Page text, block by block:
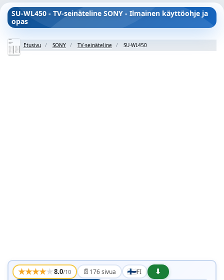
SU-WL450 - TV-seinäteline SONY - Ilmainen käyttöohje ja
opas
Etusivu SONY TV-seinäteline SU-WL450
★★★★★8.0/10 📄 176 sivua FI
⬇